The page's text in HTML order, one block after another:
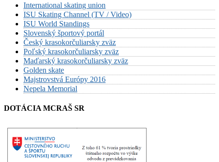
International skating union
ISU Skating Channel (TV / Video)
ISU World Standings
Slovenský športový portál
Český krasokorčuliarsky zväz
Poľský krasokorčuliarsky zväz
Maďarský krasokorčuliarsky zväz
Golden skate
Majstrovstvá Európy 2016
Nepela Memorial
DOTÁCIA MCRAŠ SR